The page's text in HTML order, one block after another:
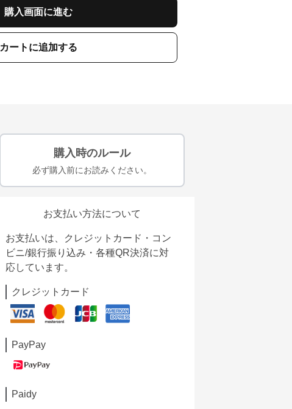
購入画面に進む
カートに追加する
購入時のルール
必ず購入前にお読みください。
お支払い方法について
お支払いは、クレジットカード・コン
ビニ/銀行振り込み・各種QR決済に対
応しています。
クレジットカード
PayPay
Paidy